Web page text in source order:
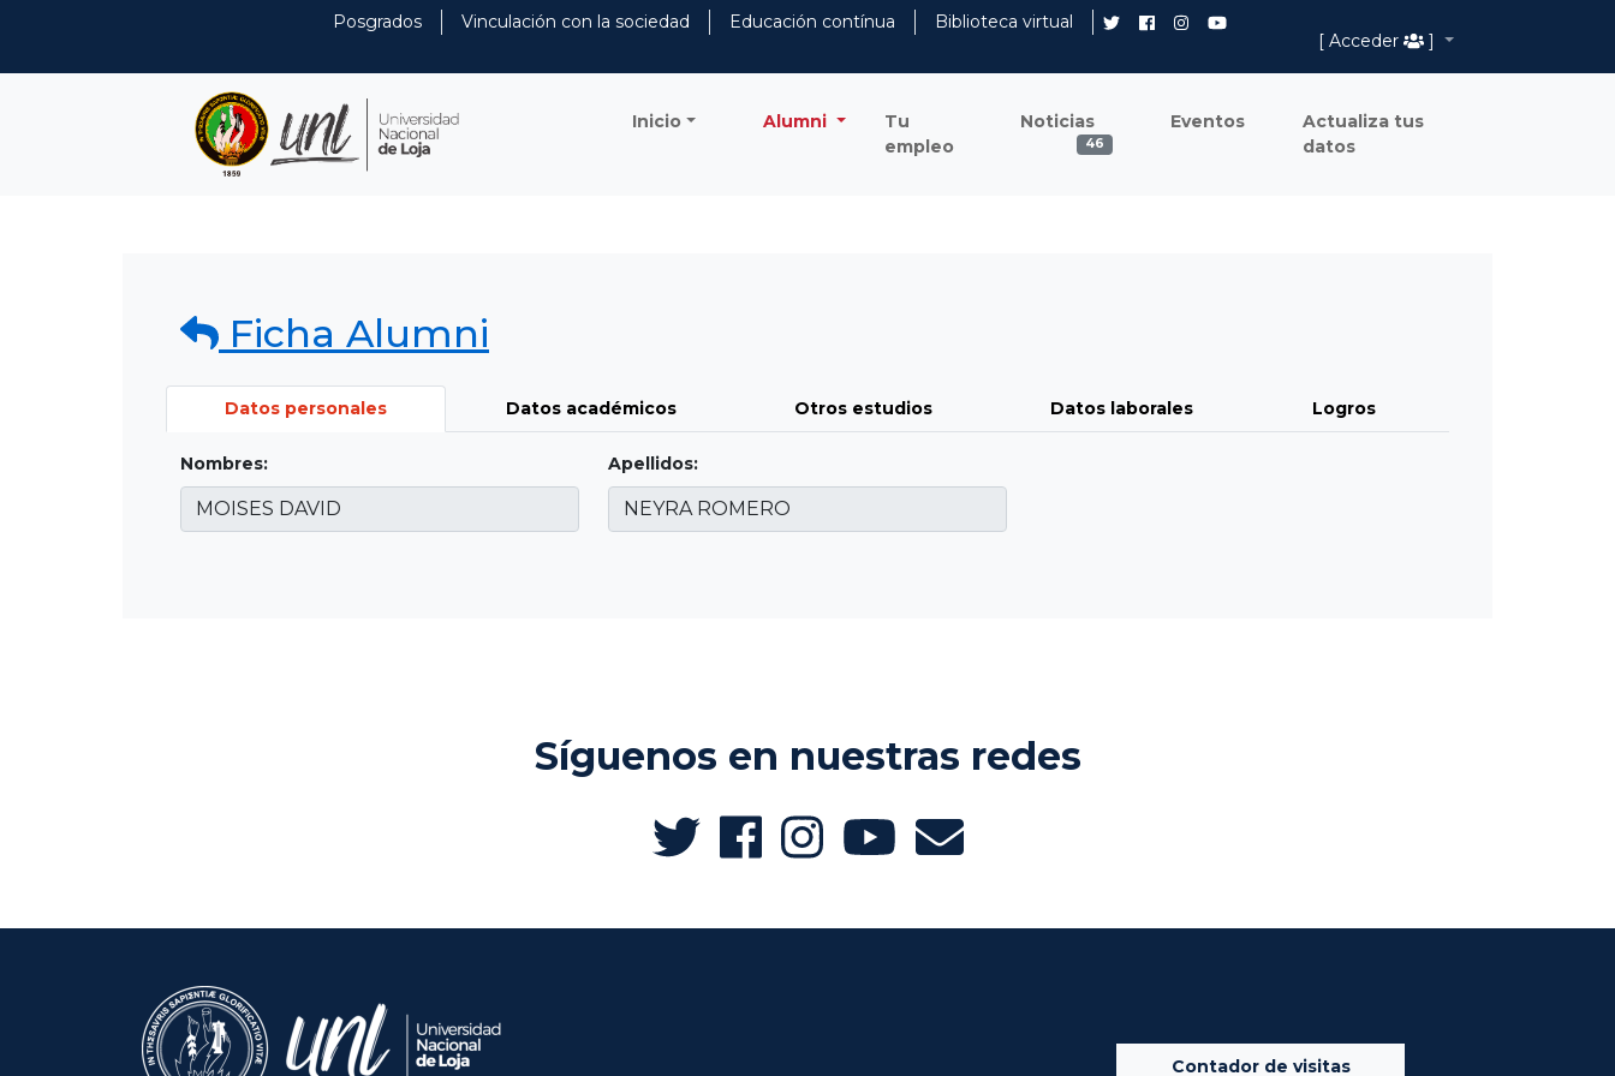
Posgrados Vinculación con la sociedad Educación contínua
Biblioteca virtual
[ Acceder
]
Inicio Alumni
Tu
empleo
Noticias
46
Eventos
Actualiza tus
datos
Ficha Alumni
Datos personales Datos académicos Otros estudios Datos laborales Logros
Nombres: Apellidos:
Síguenos en nuestras redes
Contador de visitas